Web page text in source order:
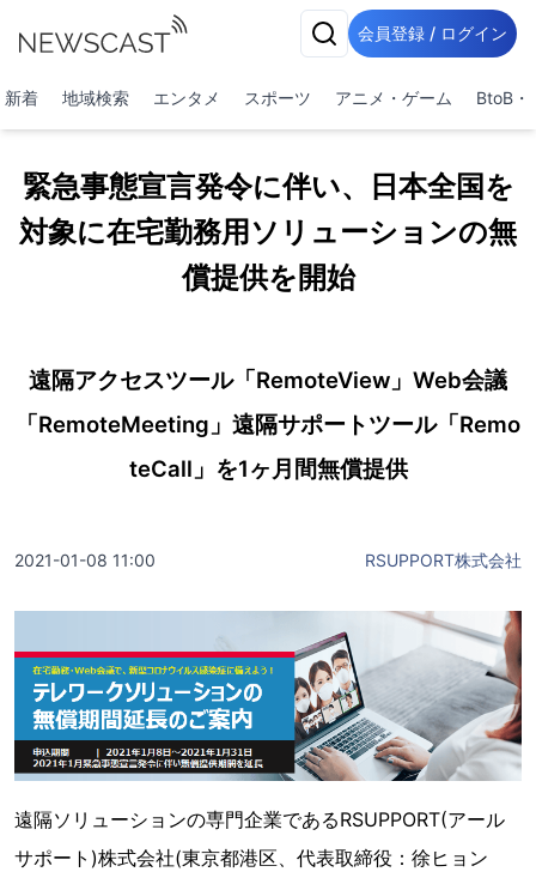
会員登録 / ログイン
新着 地域検索 エンタメ スポーツ アニメ・ゲーム BtoB・
緊急事態宣言発令に伴い、日本全国を
対象に在宅勤務用ソリューションの無
償提供を開始
遠隔アクセスツール「RemoteView」Web会議
「RemoteMeeting」遠隔サポートツール「Remo
teCall」を1ヶ月間無償提供
2021-01-08 11:00 RSUPPORT株式会社
遠隔ソリューションの専門企業であるRSUPPORT(アール
サポート)株式会社(東京都港区、代表取締役：徐ヒョン